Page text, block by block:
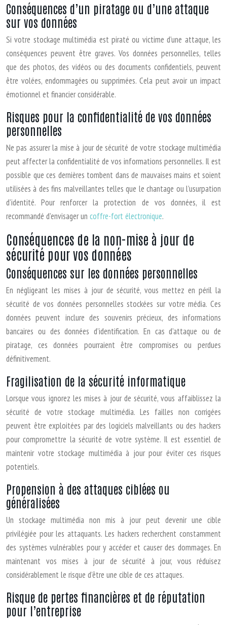
Conséquences d’un piratage ou d’une attaque
sur vos données
Si votre stockage multimédia est piraté ou victime d’une attaque, les
conséquences peuvent être graves. Vos données personnelles, telles
que des photos, des vidéos ou des documents confidentiels, peuvent
être volées, endommagées ou supprimées. Cela peut avoir un impact
émotionnel et financier considérable.
Risques pour la confidentialité de vos données
personnelles
Ne pas assurer la mise à jour de sécurité de votre stockage multimédia
peut affecter la confidentialité de vos informations personnelles. Il est
possible que ces dernières tombent dans de mauvaises mains et soient
utilisées à des fins malveillantes telles que le chantage ou l’usurpation
d’identité. Pour renforcer la protection de vos données, il est
recommandé d’envisager un coffre-fort électronique.
Conséquences de la non-mise à jour de
sécurité pour vos données
Conséquences sur les données personnelles
En négligeant les mises à jour de sécurité, vous mettez en péril la
sécurité de vos données personnelles stockées sur votre média. Ces
données peuvent inclure des souvenirs précieux, des informations
bancaires ou des données d’identification. En cas d’attaque ou de
piratage, ces données pourraient être compromises ou perdues
définitivement.
Fragilisation de la sécurité informatique
Lorsque vous ignorez les mises à jour de sécurité, vous affaiblissez la
sécurité de votre stockage multimédia. Les failles non corrigées
peuvent être exploitées par des logiciels malveillants ou des hackers
pour compromettre la sécurité de votre système. Il est essentiel de
maintenir votre stockage multimédia à jour pour éviter ces risques
potentiels.
Propension à des attaques ciblées ou
généralisées
Un stockage multimédia non mis à jour peut devenir une cible
privilégiée pour les attaquants. Les hackers recherchent constamment
des systèmes vulnérables pour y accéder et causer des dommages. En
maintenant vos mises à jour de sécurité à jour, vous réduisez
considérablement le risque d’être une cible de ces attaques.
Risque de pertes financières et de réputation
pour l’entreprise